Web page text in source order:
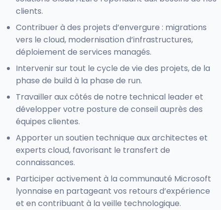
clients.
Contribuer à des projets d’envergure : migrations
vers le cloud, modernisation d’infrastructures,
déploiement de services managés.
Intervenir sur tout le cycle de vie des projets, de la
phase de build à la phase de run.
Travailler aux côtés de notre technical leader et
développer votre posture de conseil auprès des
équipes clientes.
Apporter un soutien technique aux architectes et
experts cloud, favorisant le transfert de
connaissances.
Participer activement à la communauté Microsoft
lyonnaise en partageant vos retours d’expérience
et en contribuant à la veille technologique.